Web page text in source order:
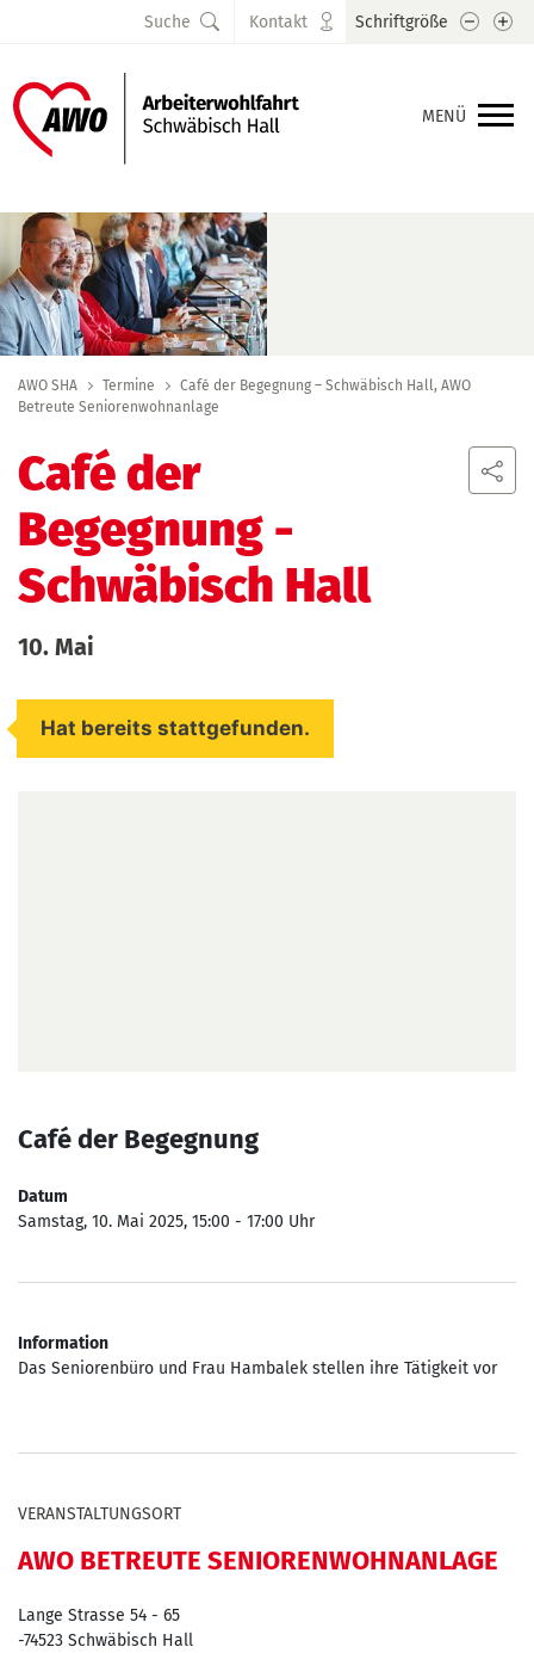
MENÜ
Suche Kontakt Schriftgröße Schrift
AWO SHA Termine
Café der Begegnung – Schwäbisch Hall, AWO
Betreute Seniorenwohnanlage
Café der
Begegnung -
Schwäbisch Hall
10. Mai
Hat bereits stattgefunden.
Café der Begegnung
Datum
Samstag, 10. Mai 2025, 15:00 - 17:00 Uhr
Information
Das Seniorenbüro und Frau Hambalek stellen ihre Tätigkeit vor
VERANSTALTUNGSORT
AWO BETREUTE SENIORENWOHNANLAGE
Lange Strasse 54 - 65
-74523 Schwäbisch Hall